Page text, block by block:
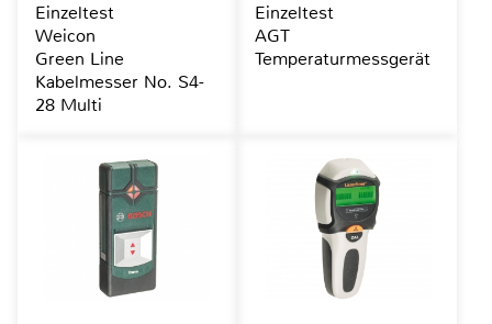
Einzeltest
Weicon
Green Line
Kabelmesser No. S4-
28 Multi
Einzeltest
AGT
Temperaturmessgerät